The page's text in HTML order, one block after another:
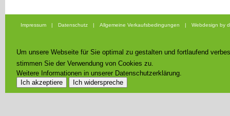
Impressum | Datenschutz | Allgemeine Verkaufsbedingungen | Webdesign by
Um unsere Webseite für Sie optimal zu gestalten und fortlaufend
stimmen Sie der Verwendung von Cookies zu.
Weitere Informationen in unserer Datenschutzerklärung.
Ich akzeptiere
Ich widerspreche